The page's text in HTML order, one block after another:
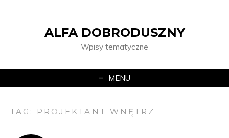
ALFA DOBRODUSZNY
Wpisy tematyczne
MENU
TAG: PROJEKTANT WNĘTRZ